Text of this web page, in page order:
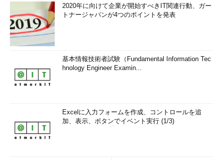
2020年に向けて企業が開始すべきIT関連行動、ガー
トナージャパンが4つのポイントを発表
基本情報技術者試験（Fundamental Information Tec
hnology Engineer Examin...
Excelに入力フォームを作成、コントロールを追
加、表示、ボタンでイベント実行 (1/3)